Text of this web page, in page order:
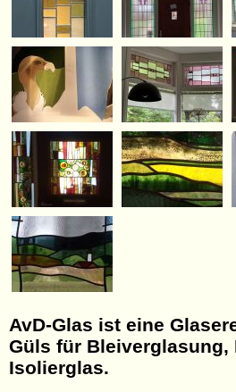
AvD-Glas ist eine
Güls für Bleiverglasung,
Isolierglas.